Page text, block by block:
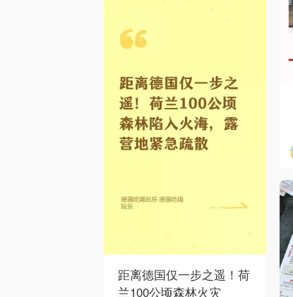
距离德国仅一步之遥！荷
兰100公顷森林火灾